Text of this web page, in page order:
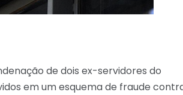
de dois ex-servidores do
em um esquema de fraude